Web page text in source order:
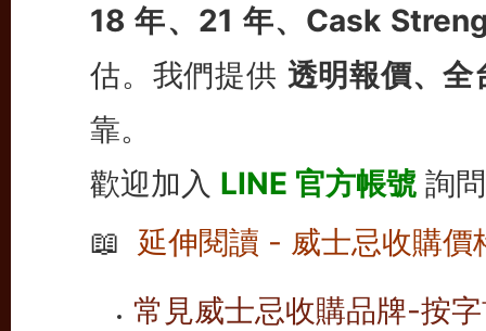
18 年、21 年、Cask
估。我們提供 透明報價、全
靠。
歡迎加入 LINE 官方帳號 詢
📖 延伸閱讀 - 威士忌收購價
常見威士忌收購品牌-按